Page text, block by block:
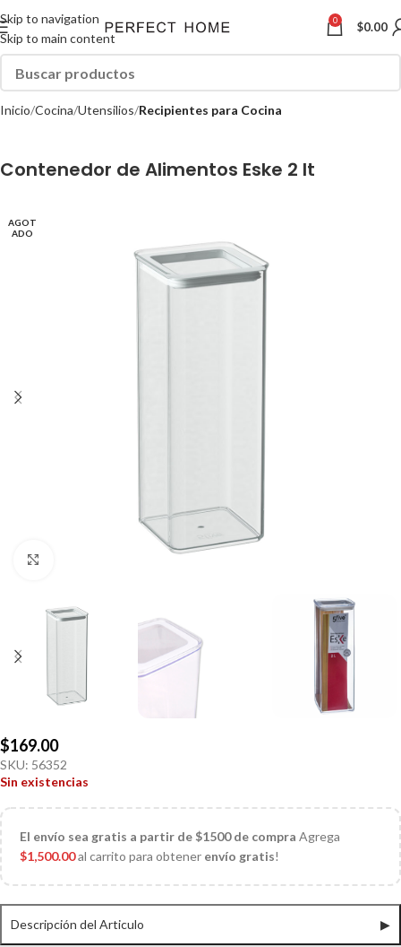
Skip to navigation
Skip to main content
0 $0.00
Inicio Cocina Utensilios Recipientes para Cocina
Contenedor de Alimentos Eske 2 lt
AGOT
ADO
$169.00
SKU: 56352
Sin existencias
El envío sea gratis a partir de $1500 de compra Agrega
$1,500.00al carrito para obtener envío gratis!
Descripción del Articulo ▶